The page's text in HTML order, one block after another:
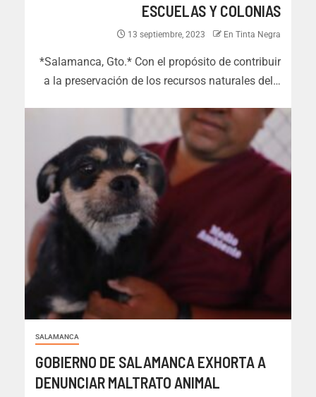
ESCUELAS Y COLONIAS
13 septiembre, 2023 En Tinta Negra
*Salamanca, Gto.* Con el propósito de contribuir
a la preservación de los recursos naturales del…
SALAMANCA
GOBIERNO DE SALAMANCA EXHORTA A
DENUNCIAR MALTRATO ANIMAL